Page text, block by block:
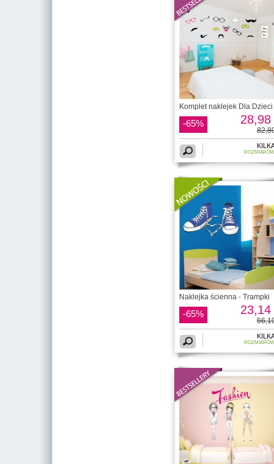
Komplet naklejek Dla Dzieci
-65% 28,98
Naklejka ścienna - Trampki
-65% 23,14